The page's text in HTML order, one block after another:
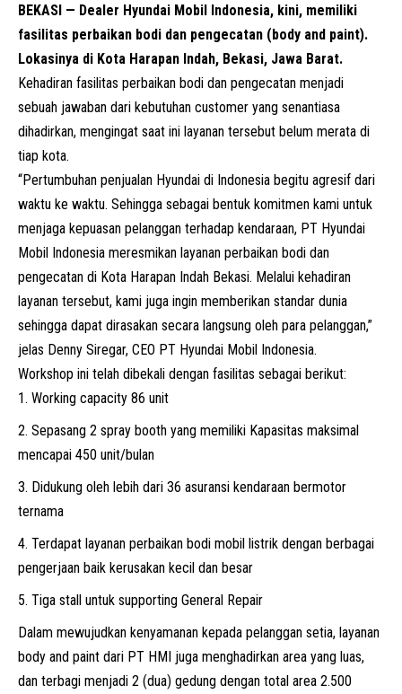
BEKASI — Dealer Hyundai Mobil Indonesia, kini, memiliki
fasilitas perbaikan bodi dan pengecatan (body and paint).
Lokasinya di Kota Harapan Indah, Bekasi, Jawa Barat.
Kehadiran fasilitas perbaikan bodi dan pengecatan menjadi
sebuah jawaban dari kebutuhan customer yang senantiasa
dihadirkan, mengingat saat ini layanan tersebut belum merata di
tiap kota.
“Pertumbuhan penjualan Hyundai di Indonesia begitu agresif dari
waktu ke waktu. Sehingga sebagai bentuk komitmen kami untuk
menjaga kepuasan pelanggan terhadap kendaraan, PT Hyundai
Mobil Indonesia meresmikan layanan perbaikan bodi dan
pengecatan di Kota Harapan Indah Bekasi. Melalui kehadiran
layanan tersebut, kami juga ingin memberikan standar dunia
sehingga dapat dirasakan secara langsung oleh para pelanggan,”
jelas Denny Siregar, CEO PT Hyundai Mobil Indonesia.
Workshop ini telah dibekali dengan fasilitas sebagai berikut:
Working capacity 86 unit
Sepasang 2 spray booth yang memiliki Kapasitas maksimal
mencapai 450 unit/bulan
Didukung oleh lebih dari 36 asuransi kendaraan bermotor
ternama
Terdapat layanan perbaikan bodi mobil listrik dengan berbagai
pengerjaan baik kerusakan kecil dan besar
Tiga stall untuk supporting General Repair
Dalam mewujudkan kenyamanan kepada pelanggan setia, layanan
body and paint dari PT HMI juga menghadirkan area yang luas,
dan terbagi menjadi 2 (dua) gedung dengan total area 2.500